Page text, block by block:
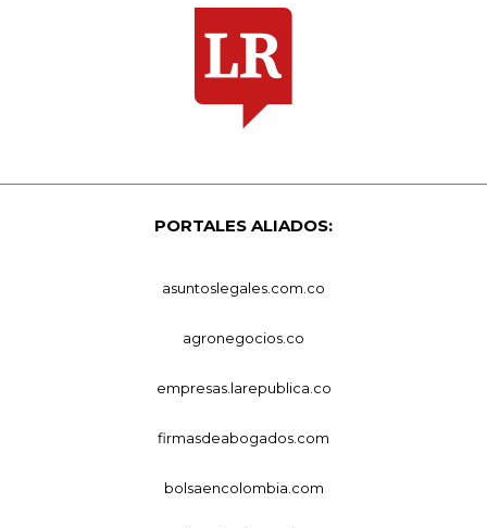
PORTALES ALIADOS:
asuntoslegales.com.co
agronegocios.co
empresas.larepublica.co
firmasdeabogados.com
bolsaencolombia.com